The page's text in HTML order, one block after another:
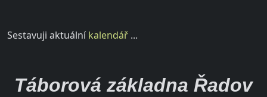
Sestavuji aktuální kalendář ...
Táborová základna Řadov